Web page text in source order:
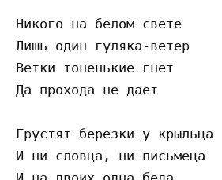
Никого на белом свете
Лишь один гуляка-ветер
Ветки тоненькие гнет
Да прохода не дает
Грустят березки у крыльца
И ни словца, ни письмеца